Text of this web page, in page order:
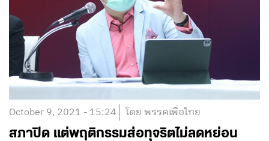
October 9, 2021 - 15:24 โดย พรรคเพื่อไทย
สภาปิด แต่พฤติกรรมส่อทุจริตไม่ลดหย่อน